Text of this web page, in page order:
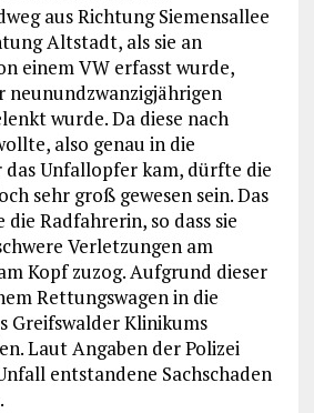
aus Richtung Siemensallee
Altstadt, als sie an
einem VW erfasst wurde,
neunundzwanzigjährigen
wurde. Da diese nach
also genau in die
das Unfallopfer kam, dürfte die
sehr groß gewesen sein. Das
die Radfahrerin, so dass sie
Verletzungen am
Kopf zuzog. Aufgrund dieser
Rettungswagen in die
Greifswalder Klinikums
Laut Angaben der Polizei
entstandene Sachschaden